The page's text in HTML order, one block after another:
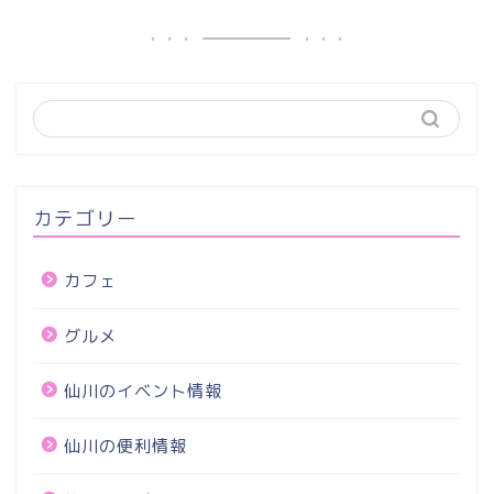
カテゴリー
カフェ
グルメ
仙川のイベント情報
仙川の便利情報